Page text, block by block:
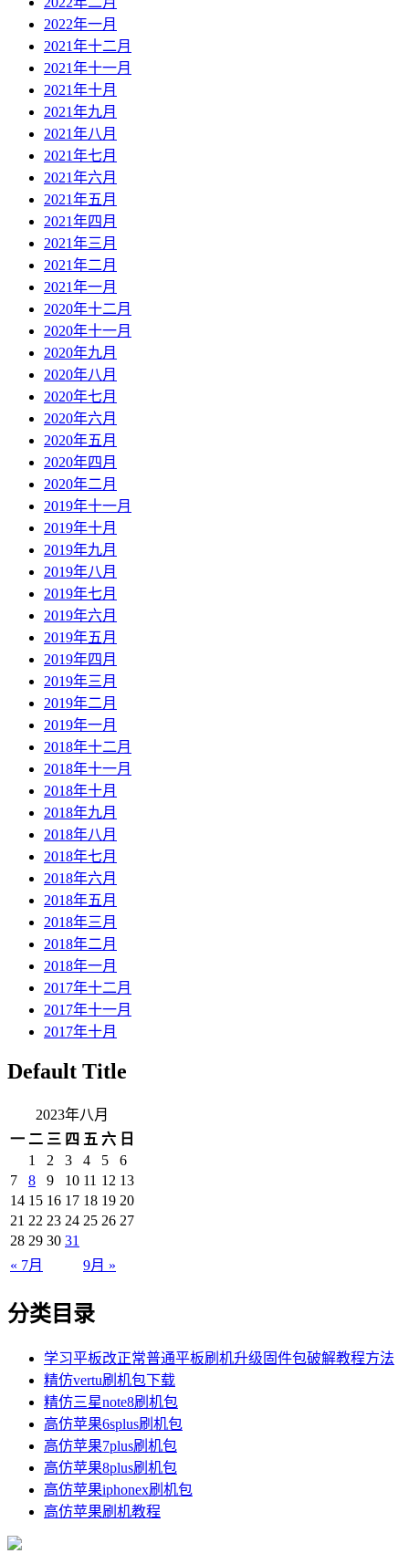
2022年一月
2021年十二月
2021年十一月
2021年十月
2021年九月
2021年八月
2021年七月
2021年六月
2021年五月
2021年四月
2021年三月
2021年二月
2021年一月
2020年十二月
2020年十一月
2020年九月
2020年八月
2020年七月
2020年六月
2020年五月
2020年四月
2020年二月
2019年十一月
2019年十月
2019年九月
2019年八月
2019年七月
2019年六月
2019年五月
2019年四月
2019年三月
2019年二月
2019年一月
2018年十二月
2018年十一月
2018年十月
2018年九月
2018年八月
2018年七月
2018年六月
2018年五月
2018年三月
2018年二月
2018年一月
2017年十二月
2017年十一月
2017年十月
Default Title
2023年八月
一 二 三 四 五 六 日
« 7月 9月 »
1 2 3 4 5
6
7
8 9 10 11 12 13
14 15 16 17 18 19 20
21 22 23 24 25 26 27
28 29 30 31
分类目录
学习平板改正常普通平板刷机升级固件包破解教程方法
精仿vertu刷机包下载
精仿三星note8刷机包
高仿苹果6splus刷机包
高仿苹果7plus刷机包
高仿苹果8plus刷机包
高仿苹果iphonex刷机包
高仿苹果刷机教程